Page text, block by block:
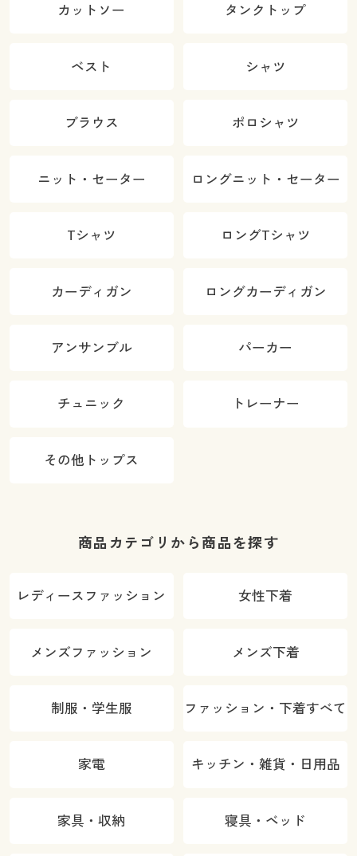
カットソー タンクトップ
ベスト シャツ
ブラウス ポロシャツ
ニット・セーター ロングニット・セーター
Tシャツ ロングTシャツ
カーディガン ロングカーディガン
アンサンブル パーカー
チュニック トレーナー
その他トップス
商品カテゴリから商品を探す
レディースファッション 女性下着
メンズファッション メンズ下着
制服・学生服 ファッション・下着すべて
家電 キッチン・雑貨・日用品
家具・収納 寝具・ベッド